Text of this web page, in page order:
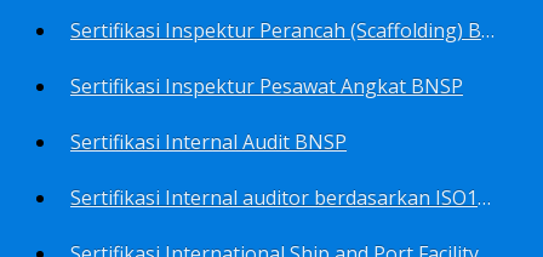
Sertifikasi Inspektur Perancah (Scaffolding) BNSP
Sertifikasi Inspektur Pesawat Angkat BNSP
Sertifikasi Internal Audit BNSP
Sertifikasi Internal auditor berdasarkan ISO17025.2017 Pedoman Panduan Mutu&Prosedur Laboratorium BNSP